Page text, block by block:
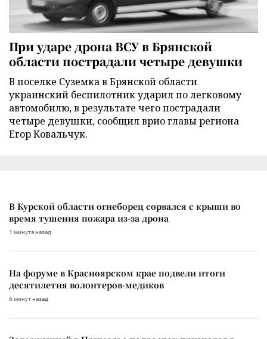
При ударе дрона ВСУ в Брянской
области пострадали четыре девушки
В поселке Суземка в Брянской области
украинский беспилотник ударил по легковому
автомобилю, в результате чего пострадали
четыре девушки, сообщил врио главы региона
Егор Ковальчук.
В Курской области огнеборец сорвался с крыши во
время тушения пожара из-за дрона
1 минута назад
На форуме в Красноярском крае подвели итоги
десятилетия волонтеров-медиков
6 минут назад